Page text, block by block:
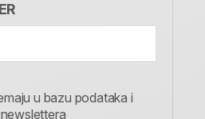
u bazu podataka i